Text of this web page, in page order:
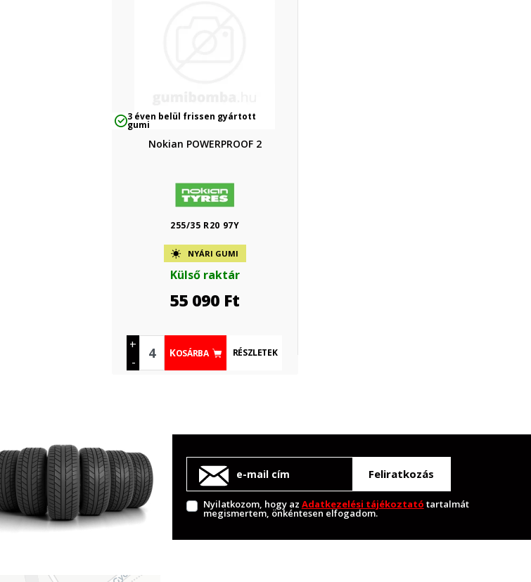
3 éven belül frissen gyártott
gumi
Nokian POWERPROOF 2
255/35 R20 97Y
NYÁRI GUMI
Külső raktár
55 090 Ft
+
-
KOSÁRBA RÉSZLETEK
Feliratkozás
Nyilatkozom, hogy az Adatkezelési tájékoztató tartalmát
megismertem, önkéntesen elfogadom.